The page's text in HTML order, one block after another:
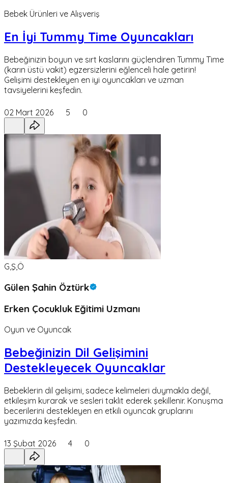
Bebek Ürünleri ve Alışveriş
En İyi Tummy Time Oyuncakları
Bebeğinizin boyun ve sırt kaslarını güçlendiren Tummy Time
(karın üstü vakit) egzersizlerini eğlenceli hale getirin!
Gelişimi destekleyen en iyi oyuncakları ve uzman
tavsiyelerini keşfedin.
02 Mart 2026 5 0
G,Ş,Ö
Gülen Şahin Öztürk
Erken Çocukluk Eğitimi Uzmanı
Oyun ve Oyuncak
Bebeğinizin Dil Gelişimini
Destekleyecek Oyuncaklar
Bebeklerin dil gelişimi, sadece kelimeleri duymakla değil,
etkileşim kurarak ve sesleri taklit ederek şekillenir. Konuşma
becerilerini destekleyen en etkili oyuncak gruplarını
yazımızda keşfedin.
13 Şubat 2026 4 0